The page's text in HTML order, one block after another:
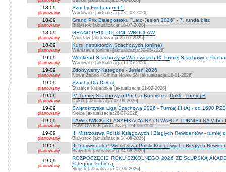
18-09
planowany
Szachy Fischera nr.65
Wadowice [aktualizacja:31-03-2026]
18-09
planowany
Grand Prix Białegostoku "Lato-Jesień 2026" - 7. runda blitz
Białystok [aktualizacja:18-07-2026]
18-09
planowany
GRAND PRIX POLONII WROCŁAW
Wrocław [aktualizacja:25-05-2026]
18-09
planowany
Kurs Instruktorów Szachowych (online)
Warszawa (online) [aktualizacja:30-05-2026]
19-09
planowany
Weekend Szachowy w Wadowicach IX Turniej Szachowy o
Wadowice [aktualizacja:13-07-2026]
19-09
planowany
Zdobywamy Kategorie - Jesień 2026
Nowe Żabno - Gmina Nowa Sól [aktualizacja:18-01-2026]
19-09
planowany
Szachy Dla Dzieci
Strzelce Krajeńskie [aktualizacja:01-02-2026]
19-09
planowany
IV Turniej Szachowy o Puchar Burmistrza Dukli - Turniej B
Dukla [aktualizacja:02-06-2026]
19-09
planowany
Świętokrzyska Liga Szachowa 2026 - Turniej III (A) - od 1600
Kielce [aktualizacja:26-07-2026]
19-09
planowany
PAWŁOWICKI KLASYFIKACYJNY OTWARTY TURNIEJ NA V IV i
PAWŁOWICE [aktualizacja:24-06-2026]
19-09
planowany
III Mistrzostwa Polski Księgowych i Biegłych Rewidentów - turniej
Białystok [aktualizacja:04-08-2026]
19-09
planowany
III Indywidualne Mistrzostwa Polski Księgowych i Biegłych
Białystok [aktualizacja:04-08-2026]
19-09
planowany
ROZPOCZĘCIE ROKU SZKOLNEGO 2026 ZE SŁUPSKĄ
kategorię kobiecą
Słupsk [aktualizacja:02-06-2026]